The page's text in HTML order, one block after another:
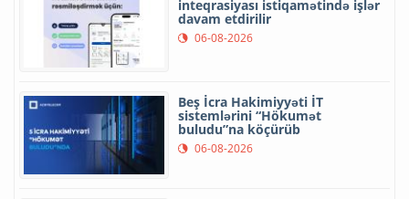
inteqrasiyası istiqamətində işlər
davam etdirilir
06-08-2026
Beş İcra Hakimiyyəti İT
sistemlərini “Hökumət
buludu”na köçürüb
06-08-2026